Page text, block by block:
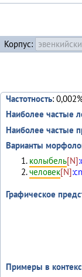
Корпус:
Частотность:
Наиболее частые
Наиболее частые
Варианты
колыбель[N]
человек[N]
Графическое
Примеры в